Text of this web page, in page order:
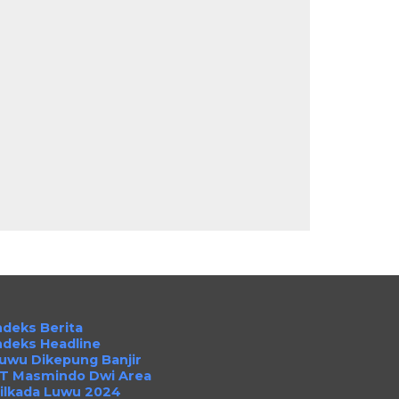
Berita
Headline
Dikepung Banjir
Masmindo Dwi Area
Luwu 2024